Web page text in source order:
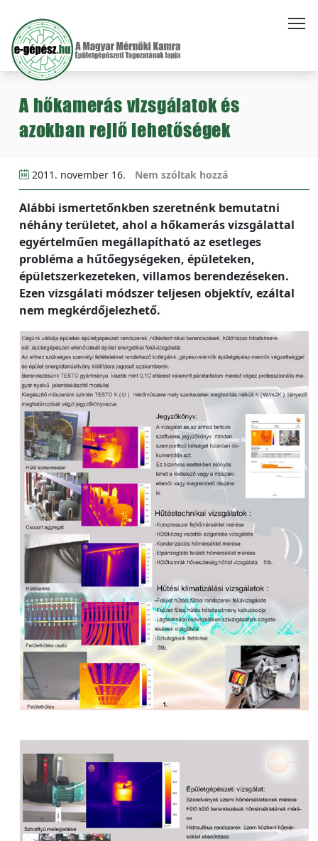
A hőkamerás vizsgálatok és
azokban rejlő lehetőségek
2011. november 16. Nem szóltak hozzá
Alábbi ismertetőnkben szeretnénk bemutatni
néhány területet, ahol a hőkamerás vizsgálattal
egyértelműen megállapítható az esetleges
probléma a hűtőegységeken, épületeken,
épületszerkezeteken, villamos berendezéseken.
Ezen vizsgálati módszer teljesen objektív, ezáltal
nem megkérdőjelezhető.